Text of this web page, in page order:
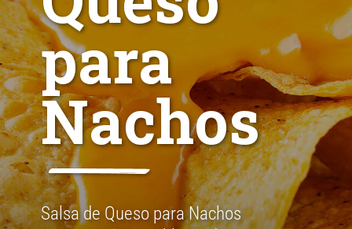
para
Nachos
Salsa de Queso para Nachos